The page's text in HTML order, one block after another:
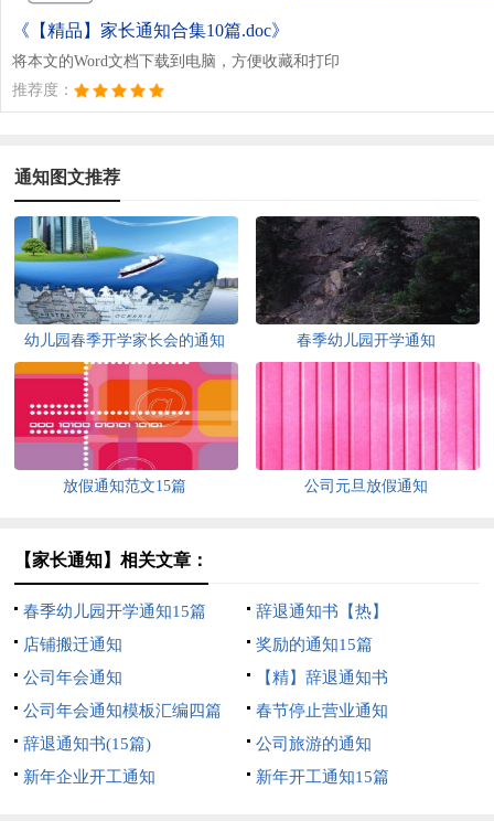
《【精品】家长通知合集10篇.doc》
将本文的Word文档下载到电脑，方便收藏和打印
推荐度：
通知图文推荐
幼儿园春季开学家长会的通知 春季幼儿园开学通知
放假通知范文15篇 公司元旦放假通知
【家长通知】相关文章：
春季幼儿园开学通知15篇
辞退通知书【热】
店铺搬迁通知
奖励的通知15篇
公司年会通知
【精】辞退通知书
公司年会通知模板汇编四篇
春节停止营业通知
辞退通知书(15篇)
公司旅游的通知
新年企业开工通知
新年开工通知15篇